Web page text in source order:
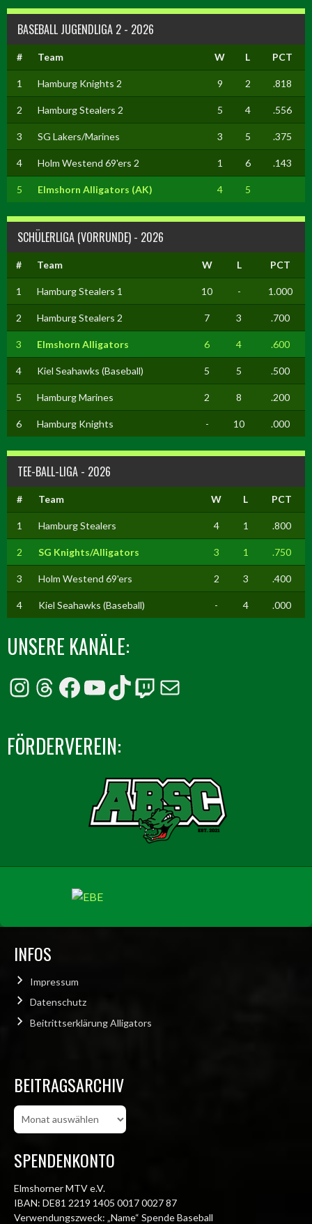
BASEBALL JUGENDLIGA 2 - 2026
# Team W L PCT
1 Hamburg Knights 2 9 2 .818
2 Hamburg Stealers 2 5 4 .556
3 SG Lakers/Marines 3 5 .375
4 Holm Westend 69'ers 2 1 6 .143
5 Elmshorn Alligators (AK) 4 5
SCHÜLERLIGA (VORRUNDE) - 2026
# Team W L PCT
1 Hamburg Stealers 1 10 - 1.000
2 Hamburg Stealers 2 7 3 .700
3 Elmshorn Alligators 6 4 .600
4 Kiel Seahawks (Baseball) 5 5 .500
5 Hamburg Marines 2 8 .200
6 Hamburg Knights - 10 .000
TEE-BALL-LIGA - 2026
# Team W L PCT
1 Hamburg Stealers 4 1 .800
2 SG Knights/Alligators 3 1 .750
3 Holm Westend 69'ers 2 3 .400
4 Kiel Seahawks (Baseball) - 4 .000
UNSERE KANÄLE:
Instagram
Threads
Facebook
YouTube
TikTok
Twitch
E-Mail
FÖRDERVEREIN:
INFOS
Impressum
Datenschutz
Beitrittserklärung Alligators
BEITRAGSARCHIV
Beitragsarchiv
SPENDENKONTO
Elmshorner MTV e.V.
IBAN: DE81 2219 1405 0017 0027 87
Verwendungszweck: „Name“ Spende Baseball